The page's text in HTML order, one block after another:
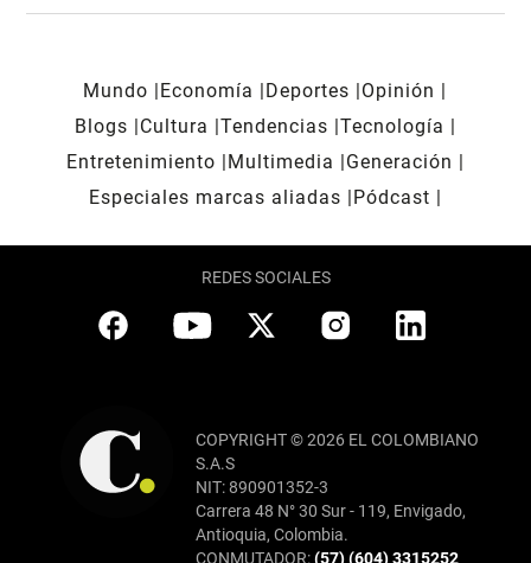
Mundo Economía Deportes
Opinión
Blogs
Cultura Tendencias Tecnología
Entretenimiento
Multimedia
Generación
Especiales marcas aliadas
Pódcast
REDES SOCIALES
COPYRIGHT © 2026 EL COLOMBIANO
S.A.S
NIT: 890901352-3
Carrera 48 N° 30 Sur - 119, Envigado,
Antioquia, Colombia.
CONMUTADOR:(57) (604) 3315252